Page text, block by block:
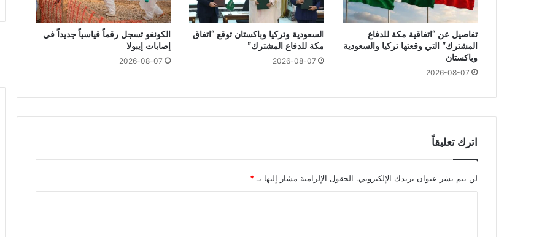
تفاصيل عن “اتفاقية مكة للدفاع
المشترك” التي وقعتها تركيا والسعودية
وباكستان
2026-08-07
السعودية وتركيا وباكستان توقع “اتفاق
مكة للدفاع المشترك”
2026-08-07
الكونغو تسجل رقماً قياسياً جديداً في
إصابات إيبولا
2026-08-07
اترك تعليقاً
لن يتم نشر عنوان بريدك الإلكتروني. الحقول الإلزامية مشار إليها بـ *